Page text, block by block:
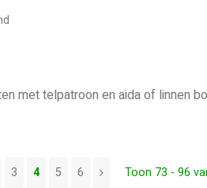
met telpatroon en aida of linnen
3 4 5 6 Toon 73 - 96